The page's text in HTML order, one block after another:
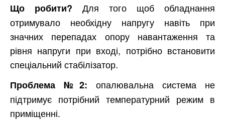
Що робити? Для того щоб обладнання
отримувало необхідну напругу навіть при
значних перепадах опору навантаження та
рівня напруги при вході, потрібно встановити
спеціальний стабілізатор.
Проблема №2: опалювальна система не
підтримує потрібний температурний режим в
приміщенні.